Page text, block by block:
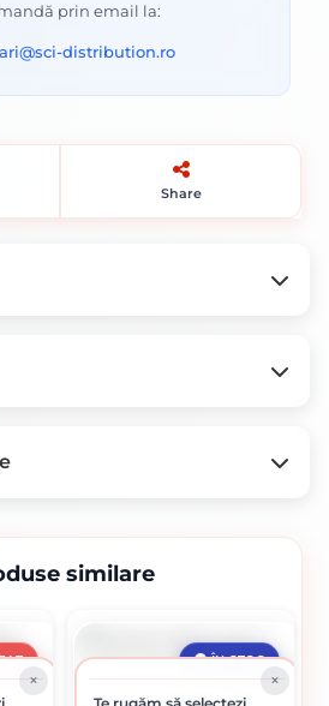
prin email la:
distribution.ro
Share
în curând
similare
ÎN STOC